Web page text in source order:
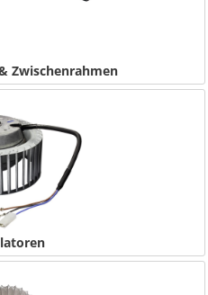
Zwischenrahmen